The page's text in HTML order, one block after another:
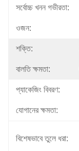
সর্বোচ্চ খনন গভীরতা:
ওজন:
শক্তি:
বালতি ক্ষমতা:
প্যাকেজিং বিবরণ:
যোগানের ক্ষমতা:
বিশেষভাবে তুলে ধরা: